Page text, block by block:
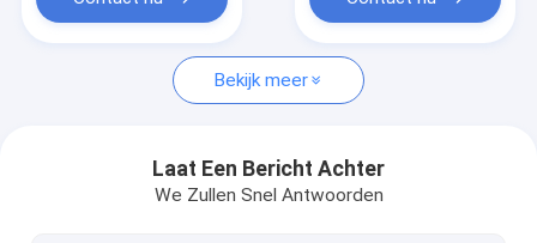
Vraag een offerte
Kabels met glasvezel
Bekijk meer
Laat Een Bericht Achter
We Zullen Snel Antwoorden